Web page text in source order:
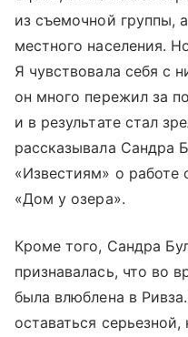
из съемочной группы,
местного населения.
Я чувствовала себя с
он много пережил за
и в результате стал
рассказывала Сандра
«Известиям» о
«Дом у озера».
Кроме того, Сандра
признавалась, что во
была влюблена в
оставаться